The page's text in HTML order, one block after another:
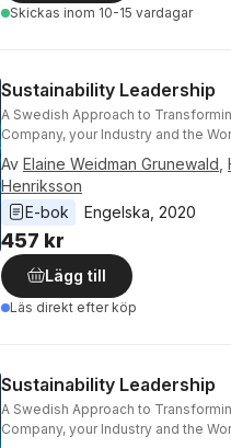
Skickas inom 10-15 vardagar
Sustainability Leadership
A Swedish Approach to
Company, your Industry and the
Av Elaine Weidman Grunewald
Henriksson
E-bok
Engelska 2020
457 kr
Lägg till
Läs direkt efter köp
Sustainability Leadership
A Swedish Approach to
Company, your Industry and the